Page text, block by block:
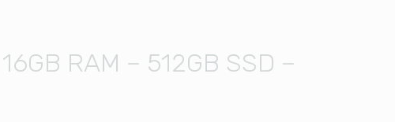
RAM – 512GB SSD –